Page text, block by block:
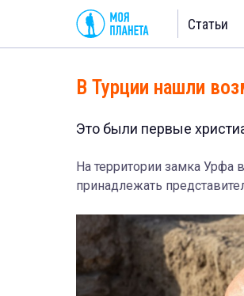
Статьи
В Турции нашли
Это были первые
На территории замка Урфа
принадлежать